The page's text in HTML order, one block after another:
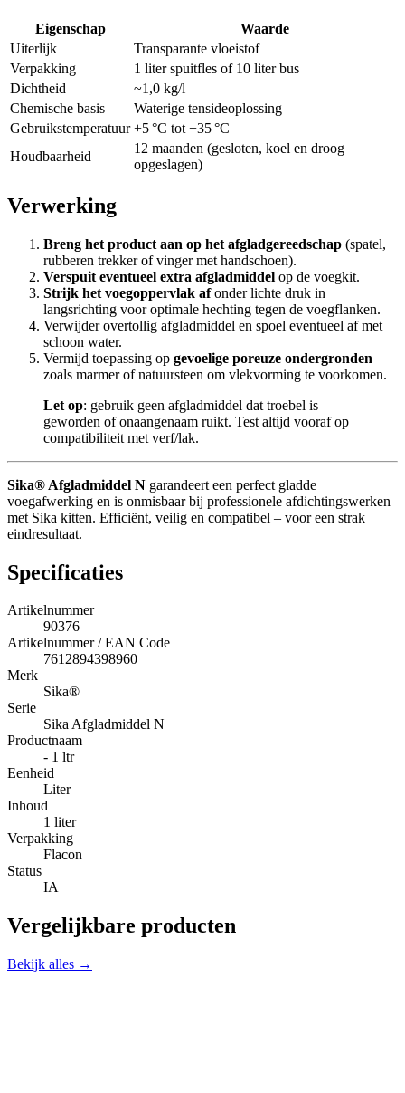
Eigenschap
Waarde
Uiterlijk
Transparante vloeistof
Verpakking
1 liter spuitfles of 10 liter bus
Dichtheid
~1,0 kg/l
Chemische basis
Waterige tensideoplossing
Gebruikstemperatuur +5 °C tot +35 °C
Houdbaarheid
12 maanden (gesloten, koel en droog
opgeslagen)
Verwerking
Breng het product aan op het afgladgereedschap (spatel,
rubberen trekker of vinger met handschoen).
Verspuit eventueel extra afgladmiddel op de voegkit.
Strijk het voegoppervlak afonder lichte druk in
langsrichting voor optimale hechting tegen de voegflanken.
Verwijder overtollig afgladmiddel en spoel eventueel af met
schoon water.
Vermijd toepassing op gevoelige poreuze ondergronden
zoals marmer of natuursteen om vlekvorming te voorkomen.
Let op: gebruik geen afgladmiddel dat troebel is
geworden of onaangenaam ruikt. Test altijd vooraf op
compatibiliteit met verf/lak.
Sika® Afgladmiddel N garandeert een perfect gladde
voegafwerking en is onmisbaar bij professionele afdichtingswerken
met Sika kitten. Efficiënt, veilig en compatibel – voor een strak
eindresultaat.
Specificaties
Artikelnummer
90376
Artikelnummer / EAN Code
7612894398960
Merk
Sika®
Serie
Sika Afgladmiddel N
Productnaam
- 1 ltr
Eenheid
Liter
Inhoud
1 liter
Verpakking
Flacon
Status
IA
Vergelijkbare producten
Bekijk alles →